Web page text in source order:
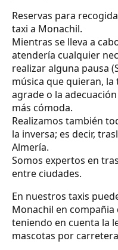
Reservas para
taxi a Monachil.
Mientras se lleva a
atendería cualquier
realizar alguna pausa
música que quieran,
agrade o la
más cómoda.
Realizamos también
la inversa; es decir,
Almería.
Somos expertos en
entre ciudades.
En nuestros taxis
Monachil en
teniendo en cuenta la
mascotas por